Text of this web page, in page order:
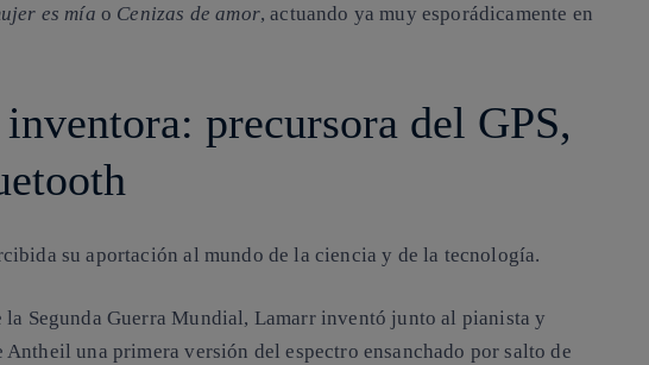
es mía o Cenizas de amor, actuando ya muy esporádicamente en
precursora del GPS,
su aportación al mundo de la ciencia y de la tecnología.
la Segunda Guerra Mundial, Lamarr inventó junto al pianista y
Antheil una primera versión delespectro ensanchado por salto de